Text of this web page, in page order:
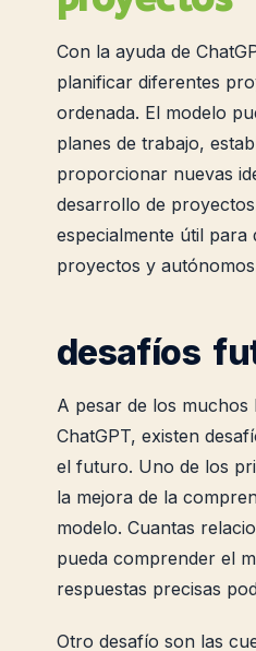
Con la ayuda de
planificar diferentes
ordenada. El modelo
planes de trabajo,
proporcionar nuevas
desarrollo de
especialmente útil para
proyectos y
desafíos
A pesar de los muchos
ChatGPT, existen
el futuro. Uno de los
la mejora de la
modelo. Cuantas
pueda comprender el
respuestas precisas
Otro desafío son las